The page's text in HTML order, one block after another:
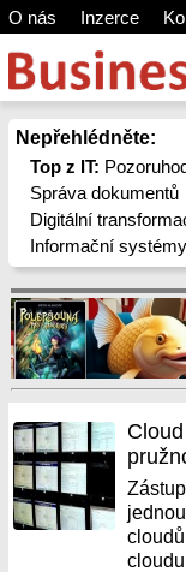
O nás Inzerce
Nepřehlédněte:
Top z IT:
Správa dokumentů
Digitální
Informační systémy